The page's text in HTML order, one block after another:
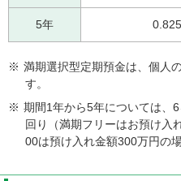
5年 0.825
※ 満期選択型定期預金は、個人
す。
※ 期間1年から5年については、
回り（満期フリーはお預け入
00は預け入れ金額300万円の